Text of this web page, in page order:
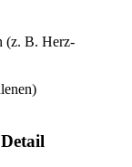
(z. B. Herz-